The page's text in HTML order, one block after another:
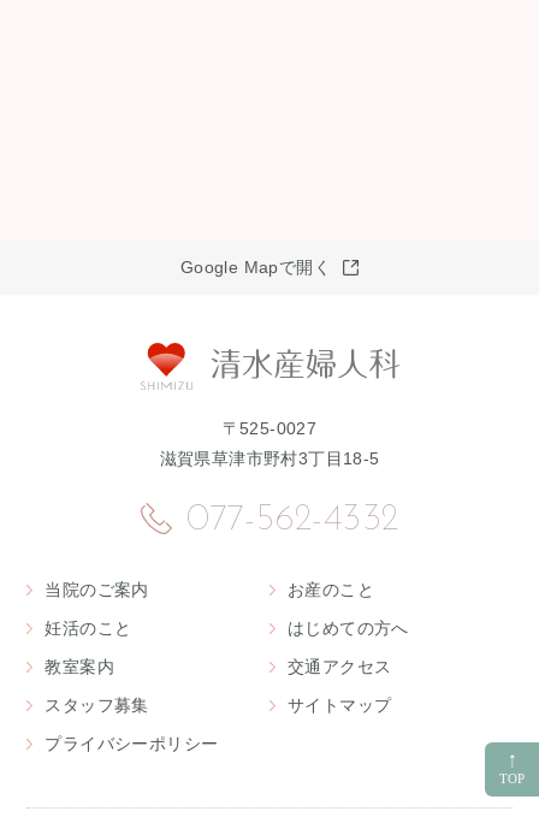
Google Mapで開く
〒525-0027
滋賀県草津市野村3丁目18-5
077-562-4332
当院のご案内
お産のこと
妊活のこと
はじめての方へ
教室案内
交通アクセス
スタッフ募集
サイトマップ
プライバシーポリシー